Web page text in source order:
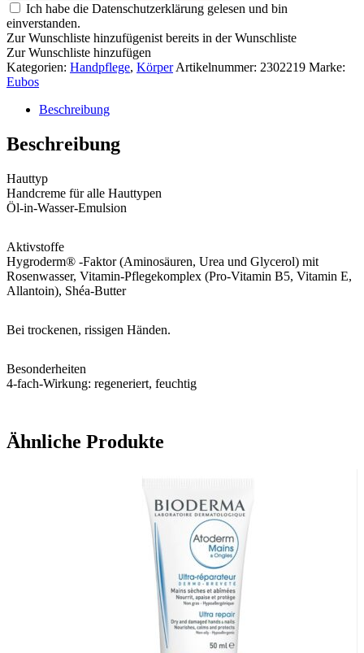
Ich habe die Datenschutzerklärung gelesen und bin
einverstanden.
Zur Wunschliste hinzufügenist bereits in der Wunschliste
Zur Wunschliste hinzufügen
Kategorien: Handpflege, Körper Artikelnummer: 2302219 Marke:
Eubos
Beschreibung
Beschreibung
Hauttyp
Handcreme für alle Hauttypen
Öl-in-Wasser-Emulsion
Aktivstoffe
Hygroderm® -Faktor (Aminosäuren, Urea und Glycerol) mit
Rosenwasser, Vitamin-Pflegekomplex (Pro-Vitamin B5, Vitamin E,
Allantoin), Shéa-Butter
Bei trockenen, rissigen Händen.
Besonderheiten
4-fach-Wirkung: regeneriert, feuchtig
Ähnliche Produkte